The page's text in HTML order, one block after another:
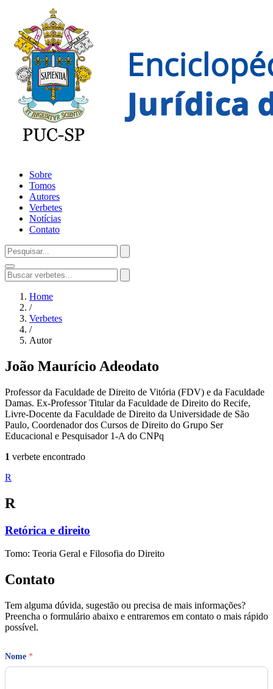
Sobre
Tomos
Autores
Verbetes
Notícias
Contato
Home
/
Verbetes
/
Autor
João Maurício Adeodato
Professor da Faculdade de Direito de Vitória (FDV) e da Faculdade
Damas. Ex-Professor Titular da Faculdade de Direito do Recife,
Livre-Docente da Faculdade de Direito da Universidade de São
Paulo, Coordenador dos Cursos de Direito do Grupo Ser
Educacional e Pesquisador 1-A do CNPq
1 verbete encontrado
R
R
Retórica e direito
Tomo: Teoria Geral e Filosofia do Direito
Contato
Tem alguma dúvida, sugestão ou precisa de mais informações?
Preencha o formulário abaixo e entraremos em contato o mais rápido
possível.
*
Nome *